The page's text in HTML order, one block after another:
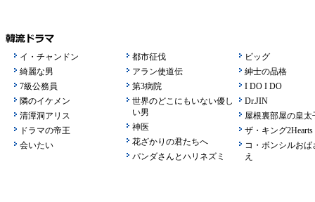
イ・チャンドン
綺麗な男
7級公務員
隣のイケメン
清潭洞アリス
ドラマの帝王
会いたい
都市征伐
アラン使道伝
第3病院
世界のどこにもいない優し
い男
神医
花ざかりの君たちへ
パンダさんとハリネズミ
ビッグ
紳士の品格
I DO I DO
Dr.JIN
屋根裏部屋の皇太
ザ・キング2Hearts
コ・ボンシルおば
え